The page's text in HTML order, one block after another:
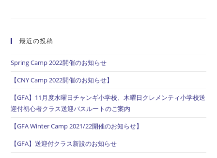
開
催
最近の投稿
Spring Camp 2022開催のお知らせ
【CNY Camp 2022開催のお知らせ】
【GFA】11月度水曜日チャンギ小学校、木曜日クレメンティ小学校送
迎付初心者クラス送迎バスルートのご案内
【GFA Winter Camp 2021/22開催のお知らせ】
【GFA】送迎付クラス新設のお知らせ